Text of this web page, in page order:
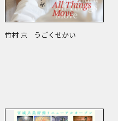
竹村 京 うごくせかい